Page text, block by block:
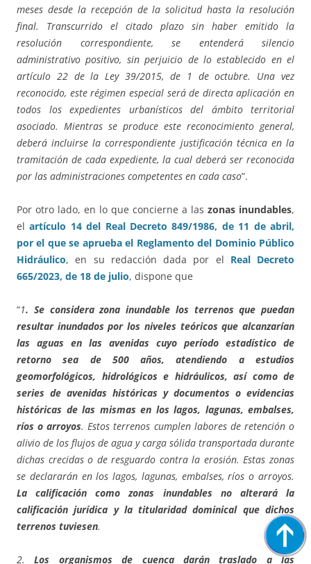
meses desde la recepción de la solicitud hasta la resolución
final. Transcurrido el citado plazo sin haber emitido la
resolución correspondiente, se entenderá silencio
administrativo positivo, sin perjuicio de lo establecido en el
artículo 22 de la Ley 39/2015, de 1 de octubre. Una vez
reconocido, este régimen especial será de directa aplicación en
todos los expedientes urbanísticos del ámbito territorial
asociado. Mientras se produce este reconocimiento general,
deberá incluirse la correspondiente justificación técnica en la
tramitación de cada expediente, la cual deberá ser reconocida
por las administraciones competentes en cada caso”.
Por otro lado, en lo que concierne a las zonas inundables,
elartículo 14 del Real Decreto 849/1986, de 11 de abril,
por el que se aprueba el Reglamento del Dominio Público
Hidráulico, en su redacción dada por el Real Decreto
665/2023, de 18 de julio, dispone que
“1. Se considera zona inundable los terrenos que puedan
resultar inundados por los niveles teóricos que alcanzarían
las aguas en las avenidas cuyo período estadístico de
retorno sea de 500 años, atendiendo a estudios
geomorfológicos, hidrológicos e hidráulicos, así como de
series de avenidas históricas y documentos o evidencias
históricas de las mismas en los lagos, lagunas, embalses,
ríos o arroyos. Estos terrenos cumplen labores de retención o
alivio de los flujos de agua y carga sólida transportada durante
dichas crecidas o de resguardo contra la erosión. Estas zonas
se declararán en los lagos, lagunas, embalses, ríos o arroyos.
La calificación como zonas inundables no alterará la
calificación jurídica y la titularidad dominical que dichos
terrenos tuviesen.
2.Los organismos de cuenca darán traslado a las